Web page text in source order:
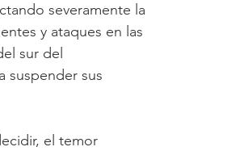
severamente la
y ataques en las
sur del
suspender sus
el temor